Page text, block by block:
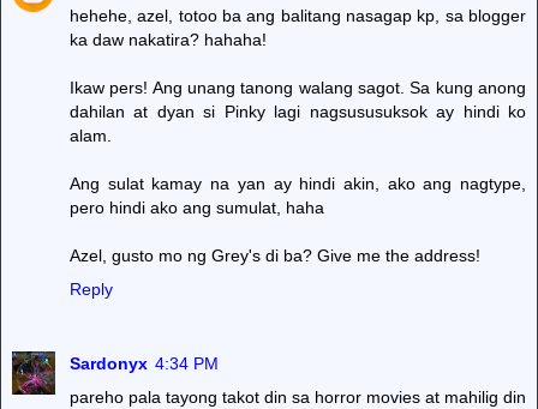
hehehe, azel, totoo ba ang balitang nasagap kp, sa blogger
ka daw nakatira? hahaha!
Ikaw pers! Ang unang tanong walang sagot. Sa kung anong
dahilan at dyan si Pinky lagi nagsususuksok ay hindi ko
alam.
Ang sulat kamay na yan ay hindi akin, ako ang nagtype,
pero hindi ako ang sumulat, haha
Azel, gusto mo ng Grey's di ba? Give me the address!
Reply
Sardonyx 4:34 PM
pareho pala tayong takot din sa horror movies at mahilig din